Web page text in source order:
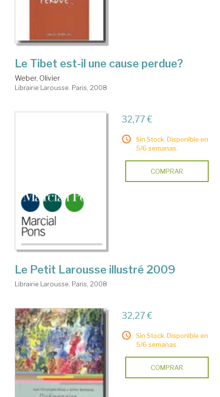
Le Tibet est-il une cause perdue?
Weber, Olivier
Librairie Larousse. Paris, 2008
32,77 €
Sin Stock. Disponible en
5/6 semanas.
COMPRAR
Le Petit Larousse illustré 2009
Librairie Larousse. Paris, 2008
32,27 €
Sin Stock. Disponible en
5/6 semanas.
COMPRAR